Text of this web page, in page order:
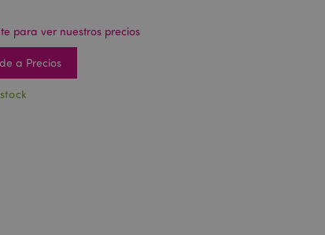
para ver nuestros precios
a Precios